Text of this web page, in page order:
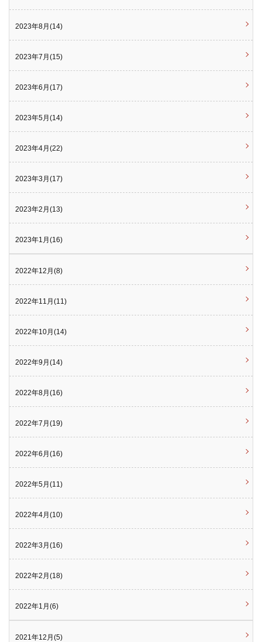
2023年8月(14)
2023年7月(15)
2023年6月(17)
2023年5月(14)
2023年4月(22)
2023年3月(17)
2023年2月(13)
2023年1月(16)
2022年12月(8)
2022年11月(11)
2022年10月(14)
2022年9月(14)
2022年8月(16)
2022年7月(19)
2022年6月(16)
2022年5月(11)
2022年4月(10)
2022年3月(16)
2022年2月(18)
2022年1月(6)
2021年12月(5)